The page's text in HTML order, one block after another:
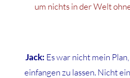
um nichts in der Welt
Jack: Es war nicht mein
einfangen zu lassen. Nicht